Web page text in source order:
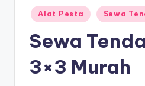
K
Posted
in
Alat Pesta Sewa
Sewa
3×3 Murah